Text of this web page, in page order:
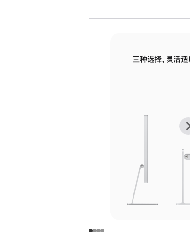
三种选择，灵活